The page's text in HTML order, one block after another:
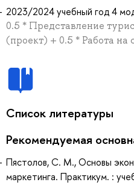
2023/2024 учебный год 4
0.5 * Представление
(проект) + 0.5 * Работа на
Список литературы
Рекомендуемая
Пястолов, С. М., Основы
маркетинга. Практикум. :